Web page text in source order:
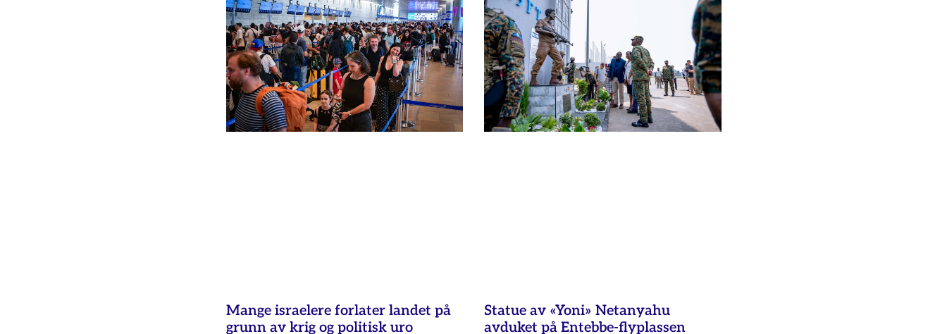
Mange israelere forlater landet på
grunn av krig og politisk uro
Statue av «Yoni» Netanyahu
avduket på Entebbe-flyplassen